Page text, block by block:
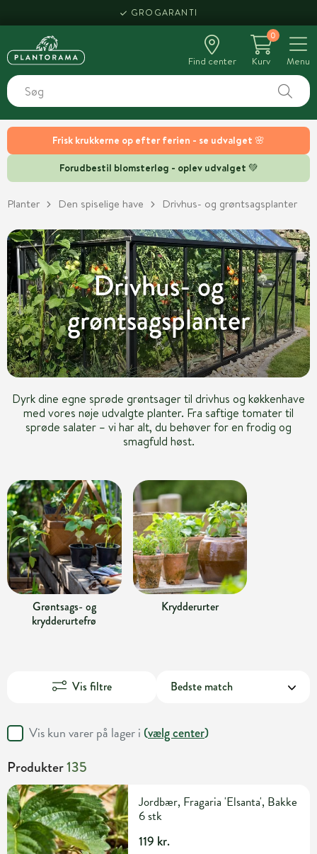
Frisk krukkerne op efter ferien - se udvalget 🌸
Forudbestil blomsterløg - oplev udvalget 💚
HENT SAMME DAG
Find center
0
Kurv
Menu
Planter Den spiselige have Drivhus- og grøntsagsplanter
Drivhus- og
grøntsagsplanter
Dyrk dine egne sprøde grøntsager til drivhus og køkkenhave
med vores nøje udvalgte planter. Fra saftige tomater til
sprøde salater – vi har alt, du behøver for en frodig og
smagfuld høst.
Grøntsags- og
krydderurtefrø
Krydderurter
Vis filtre
Vis kun varer på lager i (vælg center)
Produkter135
Jordbær, Fragaria 'Elsanta', Bakke
6 stk
119 kr.